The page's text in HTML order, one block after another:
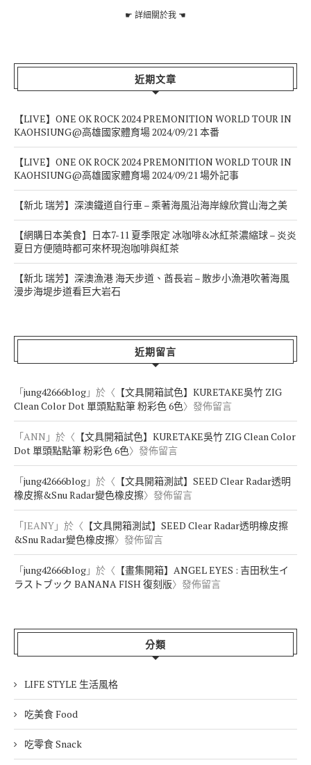
☛ 詳細關於我 ☚
近期文章
【LIVE】ONE OK ROCK 2024 PREMONITION WORLD TOUR IN
KAOHSIUNG@高雄國家體育場 2024/09/21 本番
【LIVE】ONE OK ROCK 2024 PREMONITION WORLD TOUR IN
KAOHSIUNG@高雄國家體育場 2024/09/21 場外記事
【新北 瑞芳】深澳鐵道自行車 – 乘著海風沿海岸線欣賞山海之美
【網購日本美食】日本7-11 夏季限定 冰咖啡&冰紅茶濃縮球 – 炎炎
夏日方便隨時都可來杯現泡咖啡與紅茶
【新北 瑞芳】深澳漁港 海天步道、酋長岩 – 散步小漁港吹著海風
漫步海堤步道看巨大岩石
近期留言
「jung42666blog 」於〈 【文具開箱試色】KURETAKE吳竹 ZIG
Clean Color Dot 單頭點點筆 粉彩色 6色〉發佈留言
「ANN 」於〈 【文具開箱試色】KURETAKE吳竹 ZIG Clean Color
Dot 單頭點點筆 粉彩色 6色〉發佈留言
「jung42666blog 」於〈 【文具開箱測試】SEED Clear Radar透明
橡皮擦&Snu Radar變色橡皮擦〉發佈留言
「JEANY 」於〈 【文具開箱測試】SEED Clear Radar透明橡皮擦
&Snu Radar變色橡皮擦〉發佈留言
「jung42666blog 」於〈 【畫集開箱】ANGEL EYES : 吉田秋生イ
ラストブック BANANA FISH 復刻版〉發佈留言
分類
LIFE STYLE 生活風格
吃美食 Food
吃零食 Snack